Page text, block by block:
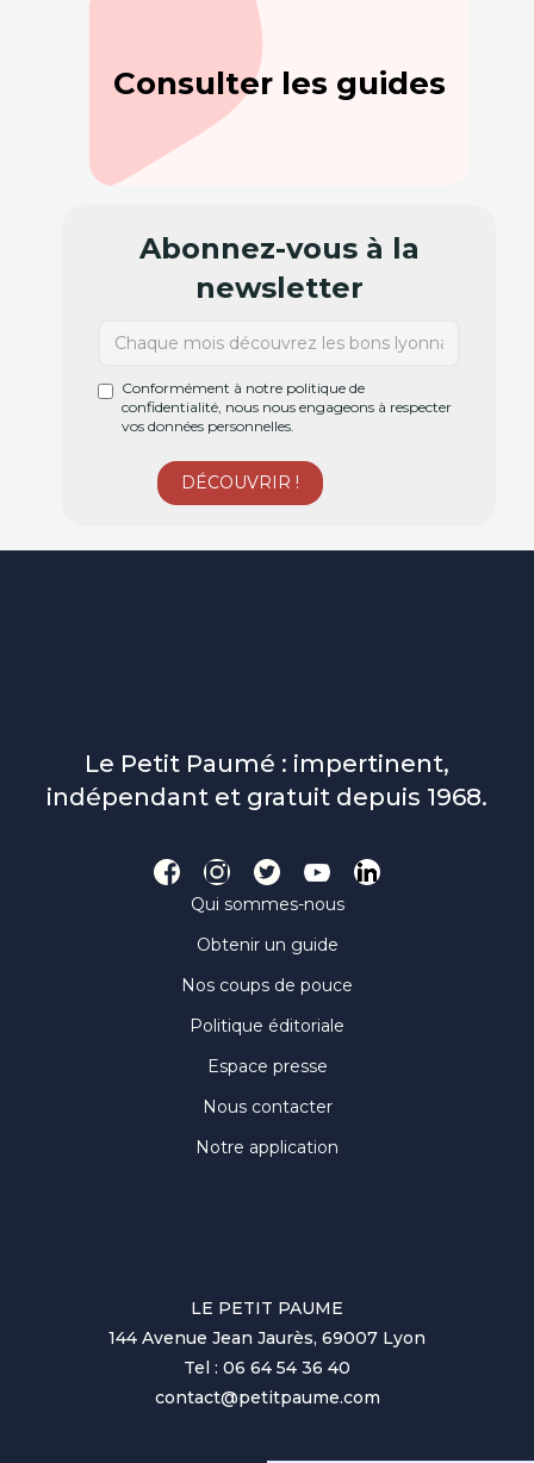
Consulter les guides
Abonnez-vous à la
newsletter
Conformément à notre politique de
confidentialité, nous nous engageons à respecter
vos données personnelles.
Le Petit Paumé : impertinent,
indépendant et gratuit depuis 1968.
Qui sommes-nous
Obtenir un guide
Nos coups de pouce
Politique éditoriale
Espace presse
Nous contacter
Notre application
LE PETIT PAUME
144 Avenue Jean Jaurès, 69007 Lyon
Tel : 06 64 54 36 40
contact@petitpaume.com